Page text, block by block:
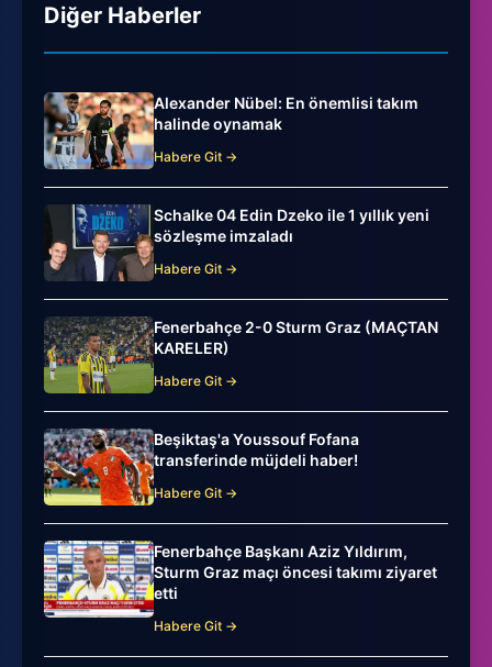
Diğer Haberler
Alexander Nübel: En önemlisi takım
halinde oynamak
Habere Git →
Schalke 04 Edin Dzeko ile 1 yıllık yeni
sözleşme imzaladı
Habere Git →
Fenerbahçe 2-0 Sturm Graz (MAÇTAN
KARELER)
Habere Git →
Beşiktaş'a Youssouf Fofana
transferinde müjdeli haber!
Habere Git →
Fenerbahçe Başkanı Aziz Yıldırım,
Sturm Graz maçı öncesi takımı ziyaret
etti
Habere Git →